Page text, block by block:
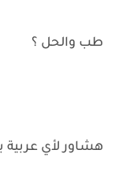
طب والحل ؟
هشاور لأي عربية